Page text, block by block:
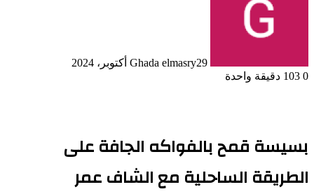
Ghada elmasry29 أكتوبر، 2024
0
دقيقة واحدة
بسيسة قمح بالفواكه الجافة على
الطريقة الساحلية مع الشاف عمر